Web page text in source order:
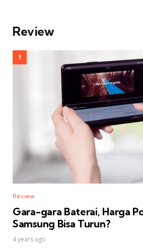
Review
Review
Gara-gara Baterai, Harga
Samsung Bisa Turun?
4 years ago